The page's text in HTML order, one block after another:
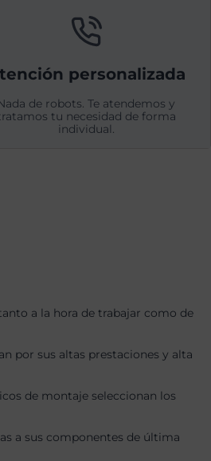
personalizada
de robots. Te atendemos y
tu necesidad de forma
individual.
a la hora de trabajar como de
por sus altas prestaciones y alta
de montaje seleccionan los
a sus componentes de última